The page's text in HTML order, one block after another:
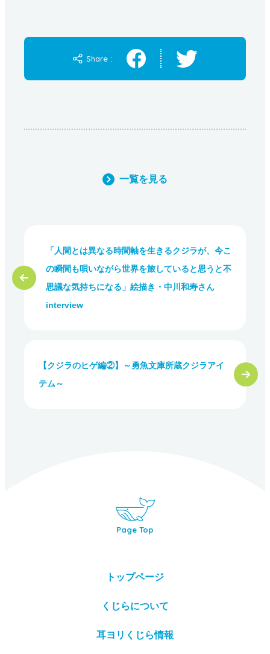
Share :
一覧を見る
「人間とは異なる時間軸を生きるクジラが、今こ
の瞬間も唄いながら世界を旅していると思うと不
思議な気持ちになる」絵描き・中川和寿さん
interview
【クジラのヒゲ編②】～勇魚文庫所蔵クジラアイ
テム～
Page Top
トップページ
くじらについて
耳ヨリくじら情報